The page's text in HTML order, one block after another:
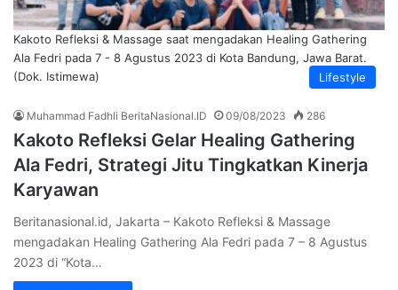
Lifestyle
Kakoto Refleksi & Massage saat mengadakan Healing Gathering
Ala Fedri pada 7 - 8 Agustus 2023 di Kota Bandung, Jawa Barat.
(Dok. Istimewa)
Muhammad Fadhli BeritaNasional.ID 09/08/2023 286
Kakoto Refleksi Gelar Healing Gathering
Ala Fedri, Strategi Jitu Tingkatkan Kinerja
Karyawan
Beritanasional.id, Jakarta – Kakoto Refleksi & Massage
mengadakan Healing Gathering Ala Fedri pada 7 – 8 Agustus
2023 di “Kota…